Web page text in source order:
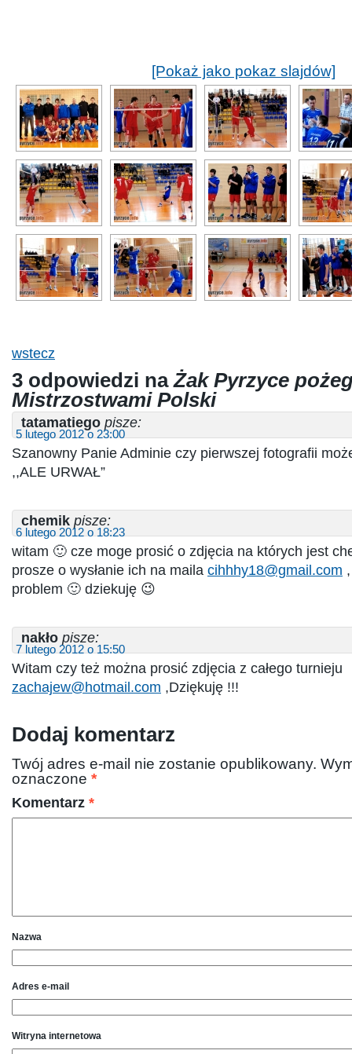
[Pokaż jako pokaz slajdów]
wstecz
3 odpowiedzi naŻak Pyrzyce
Mistrzostwami Polski
tatamatiego pisze:
5 lutego 2012 o 23:00
Szanowny Panie Adminie czy pierwszej fotografii
,,ALE URWAŁ”
chemik pisze:
6 lutego 2012 o 18:23
witam 🙂 cze moge prosić o zdjęcia na których jest
prosze o wysłanie ich na maila cihhhy18@gmail.com
problem 🙂 dziekuję 😉
nakło pisze:
7 lutego 2012 o 15:50
Witam czy też można prosić zdjęcia z całego turnieju
zachajew@hotmail.com ,Dziękuję !!!
Dodaj komentarz
Twój adres e-mail nie zostanie opublikowany.
oznaczone *
Komentarz *
Nazwa
Adres e-mail
Witryna internetowa